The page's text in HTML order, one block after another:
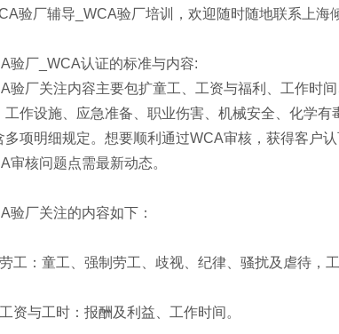
验厂辅导_WCA验厂培训，欢迎随时随地联系上海
验厂_WCA认证的标准与内容:
验厂关注内容主要包扩童工、工资与福利、工作时
工作设施、应急准备、职业伤害、机械安全、化学
多项明细规定。想要顺利通过WCA审核，获得客户
审核问题点需最新动态。
验厂关注的内容如下：
工：童工、强制劳工、歧视、纪律、骚扰及虐待，
资与工时：报酬及利益、工作时间。